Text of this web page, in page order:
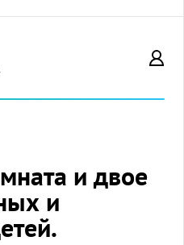
и двое
и